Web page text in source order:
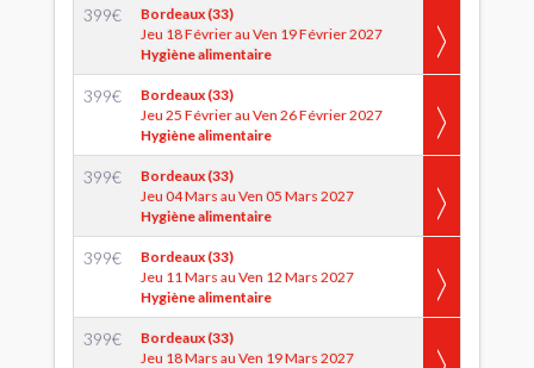
399€
Bordeaux (33)
Jeu 18 Février au Ven 19 Février 2027
Hygiène alimentaire
399€
Bordeaux (33)
Jeu 25 Février au Ven 26 Février 2027
Hygiène alimentaire
399€
Bordeaux (33)
Jeu 04 Mars au Ven 05 Mars 2027
Hygiène alimentaire
399€
Bordeaux (33)
Jeu 11 Mars au Ven 12 Mars 2027
Hygiène alimentaire
399€
Bordeaux (33)
Jeu 18 Mars au Ven 19 Mars 2027